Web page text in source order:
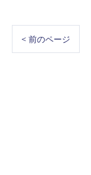
< 前のページ